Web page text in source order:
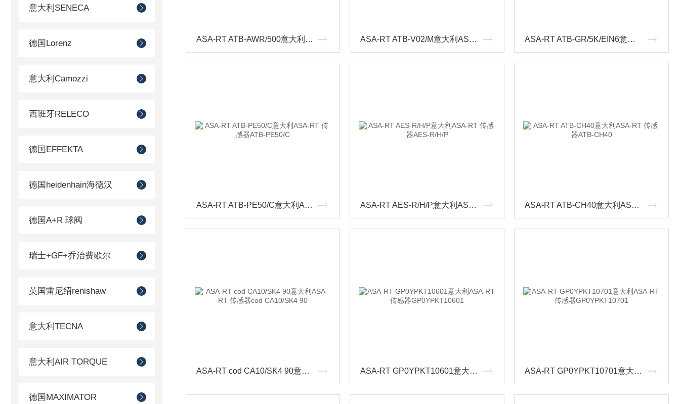
意大利SENECA
德国Lorenz
意大利Camozzi
西班牙RELECO
德国EFFEKTA
德国heidenhain海德汉
德国A+R 球阀
瑞士+GF+乔治费歇尔
英国雷尼绍renishaw
意大利TECNA
意大利AIR TORQUE
德国MAXIMATOR
ASA-RT ATB-AWR/500意大利ASA-RT 传感器ATB-AWR/500 ASA-RT ATB-V02/M意大利ASA-RT 传感器ATB-V02/M ASA-RT ATB-GR/5K/EIN6意大利ASA-RT 传感器ATB-GR/5K/EIN6
ASA-RT ATB-PE50/C意大利ASA-RT 传感器ATB-PE50/C ASA-RT AES-R/H/P意大利ASA-RT 传感器AES-R/H/P ASA-RT ATB-CH40意大利ASA-RT 传感器ATB-CH40
ASA-RT cod CA10/SK4 90意大利ASA-RT 传感器cod CA10/SK4 90 ASA-RT GP0YPKT10601意大利ASA-RT 传感器GP0YPKT10601 ASA-RT GP0YPKT10701意大利ASA-RT 传感器GP0YPKT10701